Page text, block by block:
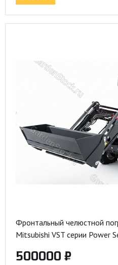
Фронтальный челюстной
Mitsubishi VST серии Power
500000 ₽